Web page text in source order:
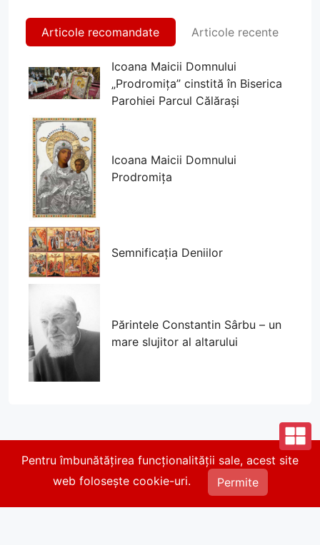
Articole recomandate Articole recente
Icoana Maicii Domnului
„Prodromița” cinstită în Biserica
Parohiei Parcul Călărași
Icoana Maicii Domnului
Prodromița
Semnificația Deniilor
Părintele Constantin Sârbu – un
mare slujitor al altarului
© 2026 Parohia Parcul Călărași. Toate drepturile
rezervate.
Pentru îmbunătățirea funcționalității sale, acest site
web folosește cookie-uri.
Permite